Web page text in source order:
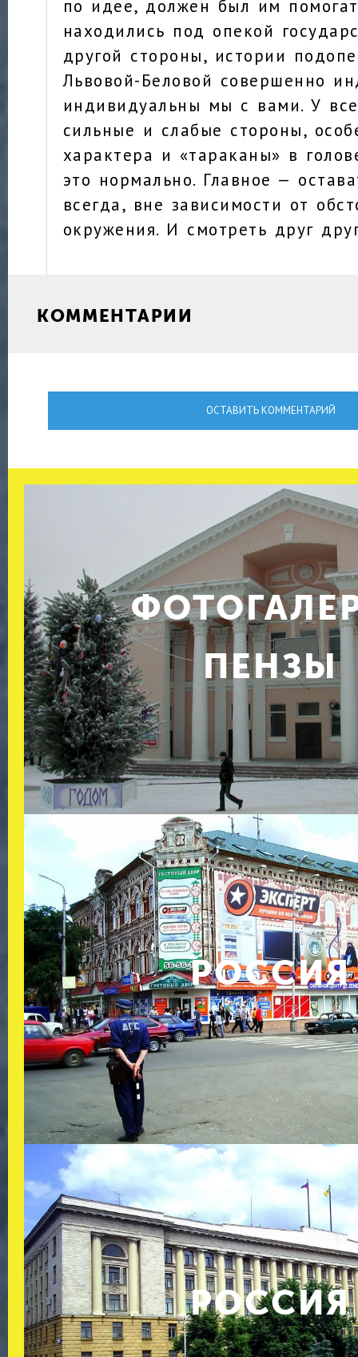
по идее, должен был им
находились под опекой
другой стороны, истории
Львовой-Беловой совершенно
индивидуальны мы с вами. У
сильные и слабые стороны,
характера и «тараканы» в
это нормально. Главное —
всегда, вне зависимости от
окружения. И смотреть друг
КОММЕНТАРИИ
ОСТАВИТЬ КОММЕНТАРИЙ
ПЕНЗЫ
РОССИЯ
РОССИЯ